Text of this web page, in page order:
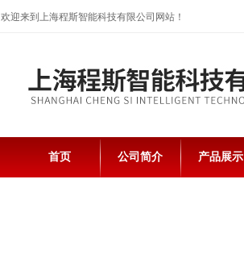
欢迎来到上海程斯智能科技有限公司网站！
首页 公司简介 产品展示